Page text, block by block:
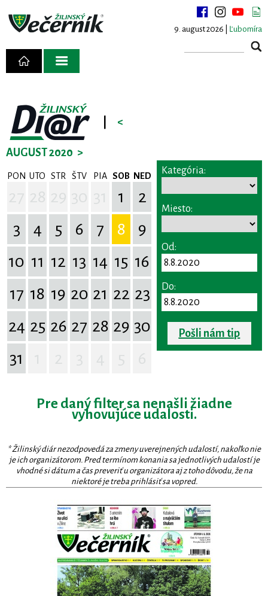
9. august 2026 | Ľubomíra
<
AUGUST 2020 >
PON UTO STR ŠTV PIA SOB NED
1
2
3
4 5 6 7 8
9
10 11 12 13 14 15 16
17 18 19 20 21 22 23
24 25 26 27 28 29 30
31
Kategória:
Miesto:
Od:
Do:
Pošli nám tip
Pre daný filter sa nenašli žiadne
vyhovujúce udalosti.
* Žilinský diár nezodpovedá za zmeny uverejnených udalostí, nakoľko nie
je ich organizátorom. Pred termínom konania sa jednotlivých udalostí je
vhodné si dátum a čas preveriť u organizátora aj z toho dôvodu, že na
niektoré je treba prihlásiť sa vopred.